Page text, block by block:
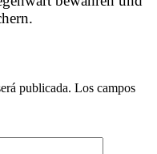
publicada. Los campos